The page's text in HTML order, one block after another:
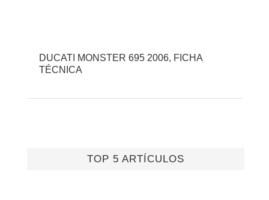
DUCATI MONSTER 695 2006, FICHA
TÉCNICA
TOP 5 ARTÍCULOS